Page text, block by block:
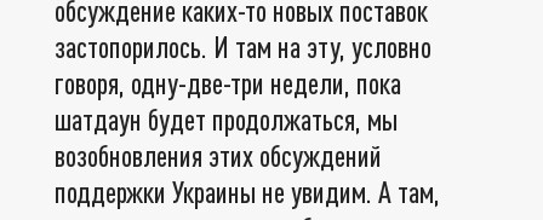
обсуждение каких-то новых поставок
застопорилось. И там на эту, условно
говоря, одну-две-три недели, пока
шатдаун будет продолжаться, мы
возобновления этих обсуждений
поддержки Украины не увидим. А там,